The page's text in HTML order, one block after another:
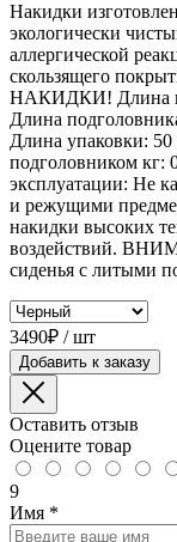
Накидки
экологически
аллергической
скользящего
НАКИДКИ! Длина
Длина
Длина упаковки:
подголовником кг:
эксплуатации: Не
и режущими
накидки высоких
воздействий.
сиденья с литыми
3490₽ / шт
Добавить к заказу
Оставить отзыв
Оцените товар
9
Имя *